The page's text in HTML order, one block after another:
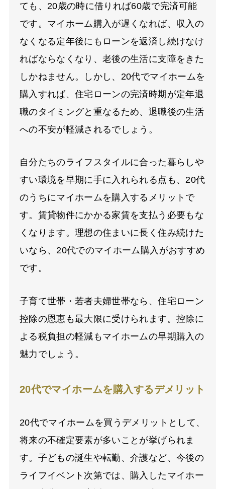
ても、20歳の時に借りれば60歳で完済可能
です。マイホーム購入が遅くなれば、収入の
なくなる定年後にもローンを返済し続けなけ
ればならなくなり、老後の生活に支障をきた
しかねません。しかし、20代でマイホームを
購入すれば、住宅ローンの完済時期が定年退
職のタイミングと重なるため、退職後の生活
への不安が軽減されるでしょう。
自分たちのライフスタイルに合った暮らしや
すい環境を早期に手に入れられる点も、20代
のうちにマイホームを購入するメリットで
す。賃貸物件にかかる家賃を支払う必要もな
くなります。理想の住まいに長く住み続けた
いなら、20代でのマイホーム購入がおすすめ
です。
子育て世帯・若者夫婦世帯なら、住宅ローン
控除の恩恵も最大限に受けられます。控除に
よる税負担の軽減もマイホームの早期購入の
魅力でしょう。
20代でマイホームを購入するデメリット
20代でマイホームを買うデメリットとして、
将来の不確定要素が多いことが挙げられま
す。子どもの誕生や転勤、介護など、今後の
ライフイベント次第では、購入したマイホー